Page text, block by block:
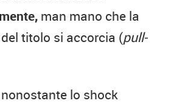
man mano che la
titolo si accorcia (pull-
lo shock